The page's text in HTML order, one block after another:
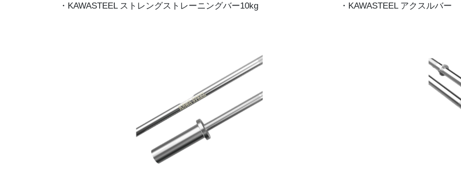
・KAWASTEEL ストレングストレーニングバー10kg ・KAWASTEEL アクスルバー